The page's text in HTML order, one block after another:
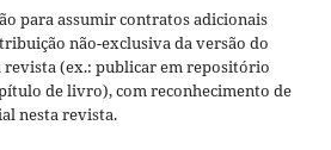
para assumir contratos adicionais
não-exclusiva da versão do
(ex.: publicar em repositório
de livro), com reconhecimento de
nesta revista.